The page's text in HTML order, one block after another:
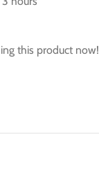
this product now!